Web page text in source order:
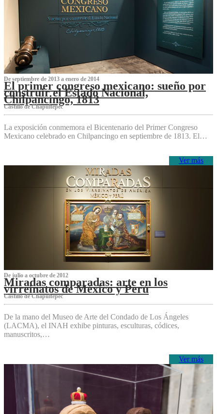
De septiembre de 2013 a enero de 2014
El primer congreso mexicano: sueño por
construir el Estado Nacional,
Chilpancingo, 1813
Castillo de Chapultepec
La exposición conmemora el Bicentenario del Primer Congreso
Mexicano celebrado en Chilpancingo en septiembre de 1813. El…
Ver más
De julio a octubre de 2012
Miradas comparadas: arte en los
virreinatos de México y Perú
Castillo de Chapultepec
De la mano del Museo de Arte del Condado de Los Ángeles
(LACMA), el INAH exhibe pinturas, esculturas, códices,
manuscritos,…
Ver más